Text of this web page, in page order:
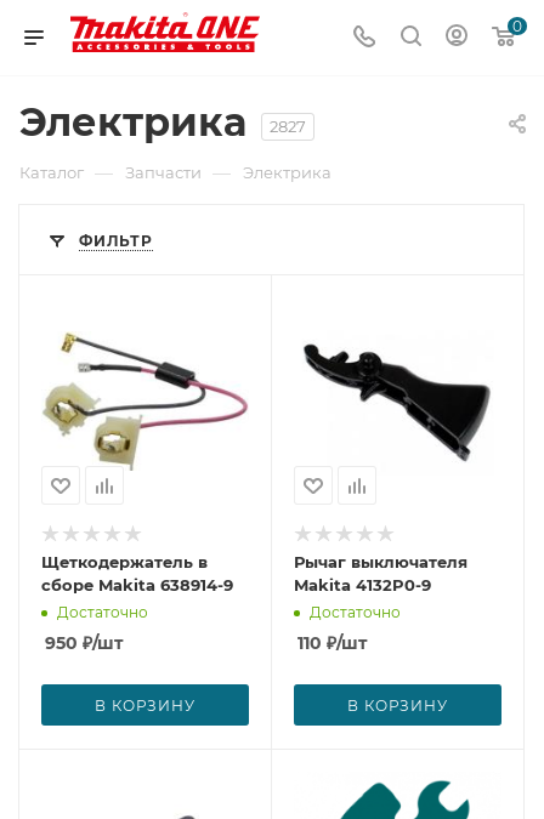
0
Электрика 2827
Каталог — Запчасти — Электрика
ФИЛЬТР
Щеткодержатель в
сборе Makita 638914-9
Достаточно
950 ₽/шт
В КОРЗИНУ
Рычаг выключателя
Makita 4132P0-9
Достаточно
110 ₽/шт
В КОРЗИНУ